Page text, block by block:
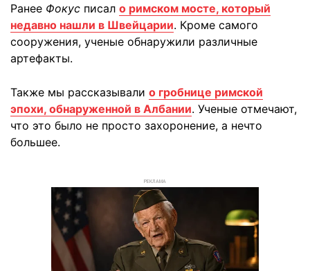
Ранее Фокус писал о римском мосте, который
недавно нашли в Швейцарии. Кроме самого
сооружения, ученые обнаружили различные
артефакты.
Также мы рассказывали о гробнице римской
эпохи, обнаруженной в Албании. Ученые отмечают,
что это было не просто захоронение, а нечто
большее.
РЕКЛАМА